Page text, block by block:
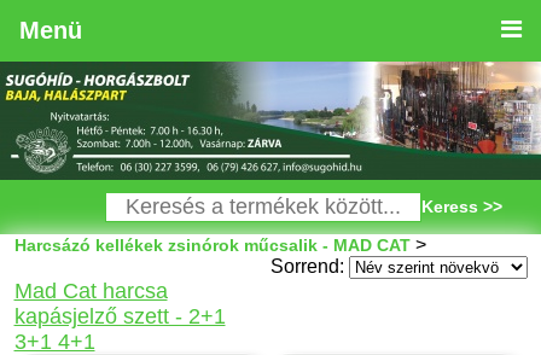
Menü
Keress >>
Harcsázó kellékek zsinórok műcsalik - MAD CAT>
Sorrend:
Mad Cat harcsa
kapásjelző szett - 2+1
3+1 4+1